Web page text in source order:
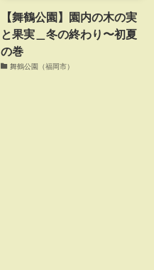
【舞鶴公園】園内の木の実
と果実＿冬の終わり〜初夏
の巻
舞鶴公園（福岡市）